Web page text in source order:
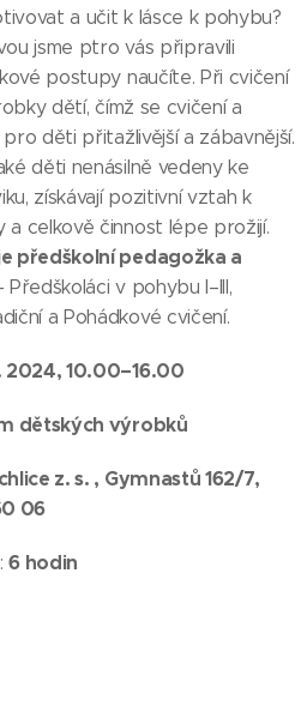
a učit k lásce k pohybu?
jsme ptro vás připravili
postupy naučíte. Při cvičení
dětí, čímž se cvičení a
děti přitažlivější a zábavnější.
děti nenásilně vedeny ke
získávají pozitivní vztah k
a celkově činnost lépe prožijí.
předškolní pedagožka a
v pohybu I–III,
a Pohádkové cvičení.
2024, 10.00–16.00
dětských výrobků
z. s. , Gymnastů 162/7,
06
6 hodin